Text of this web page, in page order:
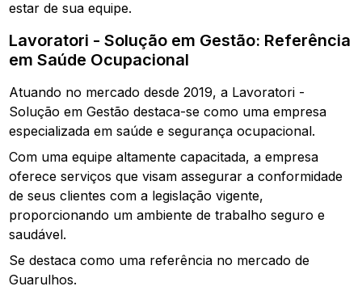
estar de sua equipe.
Lavoratori - Solução em Gestão: Referência
em Saúde Ocupacional
Atuando no mercado desde 2019, a Lavoratori -
Solução em Gestão destaca-se como uma empresa
especializada em saúde e segurança ocupacional.
Com uma equipe altamente capacitada, a empresa
oferece serviços que visam assegurar a conformidade
de seus clientes com a legislação vigente,
proporcionando um ambiente de trabalho seguro e
saudável.
Se destaca como uma referência no mercado de
Guarulhos.